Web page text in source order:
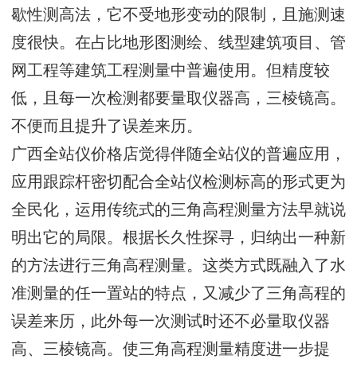
歇性测高法，它不受地形变动的限制，且施测速
度很快。在占比地形图测绘、线型建筑项目、管
网工程等建筑工程测量中普遍使用。但精度较
低，且每一次检测都要量取仪器高，三棱镜高。
不便而且提升了误差来历。
广西全站仪价格店觉得伴随全站仪的普遍应用，
应用跟踪杆密切配合全站仪检测标高的形式更为
全民化，运用传统式的三角高程测量方法早就说
明出它的局限。根据长久性探寻，归纳出一种新
的方法进行三角高程测量。这类方式既融入了水
准测量的任一置站的特点，又减少了三角高程的
误差来历，此外每一次测试时还不必量取仪器
高、三棱镜高。使三角高程测量精度进一步提